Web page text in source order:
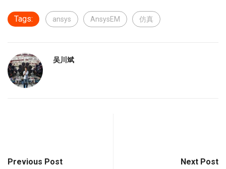
Tags: ansys AnsysEM 仿真
吴川斌
Previous Post Next Post